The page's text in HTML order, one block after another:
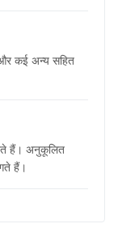
कई अन्य सहित
हैं। अनुकूलित
हैं।